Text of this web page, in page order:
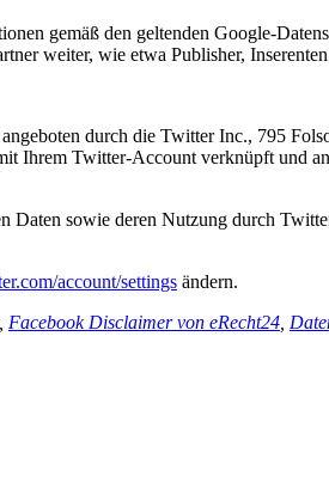
gemäß den geltenden Google-
weiter, wie etwa Publisher,
durch die Twitter Inc., 795
Ihrem Twitter-Account verknüpft und
sowie deren Nutzung durch
account/settings ändern.
Facebook Disclaimer von eRecht24